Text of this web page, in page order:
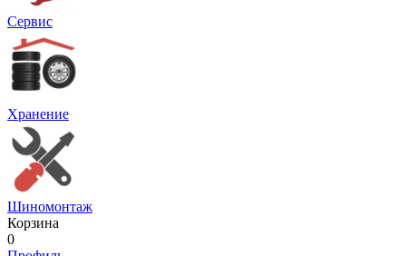
Сервис
Хранение
Шиномонтаж
Корзина
0